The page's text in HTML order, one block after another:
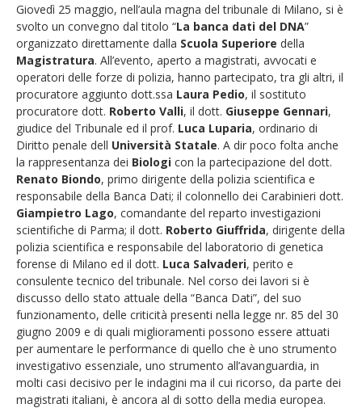
Giovedì 25 maggio, nell’aula magna del tribunale di Milano, si è
svolto un convegno dal titolo “La banca dati del DNA”
organizzato direttamente dalla Scuola Superiore della
Magistratura. All’evento, aperto a magistrati, avvocati e
operatori delle forze di polizia, hanno partecipato, tra gli altri, il
procuratore aggiunto dott.ssa Laura Pedio, il sostituto
procuratore dott. Roberto Valli, il dott. Giuseppe Gennari,
giudice del Tribunale ed il prof. Luca Luparia, ordinario di
Diritto penale dell Università Statale. A dir poco folta anche
la rappresentanza dei Biologi con la partecipazione del dott.
Renato Biondo, primo dirigente della polizia scientifica e
responsabile della Banca Dati; il colonnello dei Carabinieri dott.
Giampietro Lago, comandante del reparto investigazioni
scientifiche di Parma; il dott. Roberto Giuffrida, dirigente della
polizia scientifica e responsabile del laboratorio di genetica
forense di Milano ed il dott. Luca Salvaderi, perito e
consulente tecnico del tribunale. Nel corso dei lavori si è
discusso dello stato attuale della “Banca Dati”, del suo
funzionamento, delle criticità presenti nella legge nr. 85 del 30
giugno 2009 e di quali miglioramenti possono essere attuati
per aumentare le performance di quello che è uno strumento
investigativo essenziale, uno strumento all’avanguardia, in
molti casi decisivo per le indagini ma il cui ricorso, da parte dei
magistrati italiani, è ancora al di sotto della media europea.